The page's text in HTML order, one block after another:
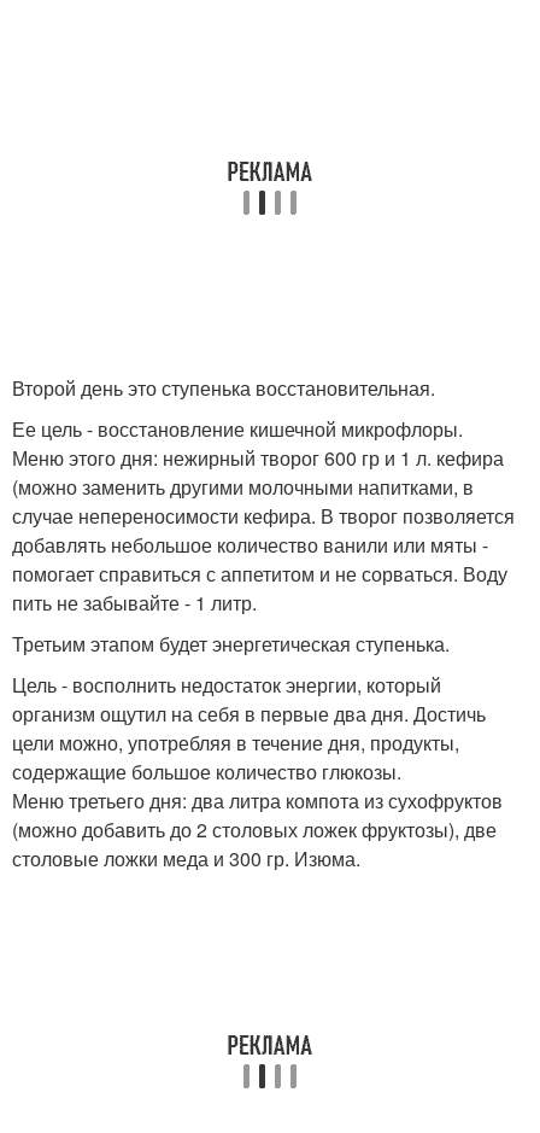
Второй день это ступенька восстановительная.
Ее цель - восстановление кишечной микрофлоры.
Меню этого дня: нежирный творог 600 гр и 1 л. кефира
(можно заменить другими молочными напитками, в
случае непереносимости кефира. В творог позволяется
добавлять небольшое количество ванили или мяты -
помогает справиться с аппетитом и не сорваться. Воду
пить не забывайте - 1 литр.
Третьим этапом будет энергетическая ступенька.
Цель - восполнить недостаток энергии, который
организм ощутил на себя в первые два дня. Достичь
цели можно, употребляя в течение дня, продукты,
содержащие большое количество глюкозы.
Меню третьего дня: два литра компота из сухофруктов
(можно добавить до 2 столовых ложек фруктозы), две
столовые ложки меда и 300 гр. Изюма.